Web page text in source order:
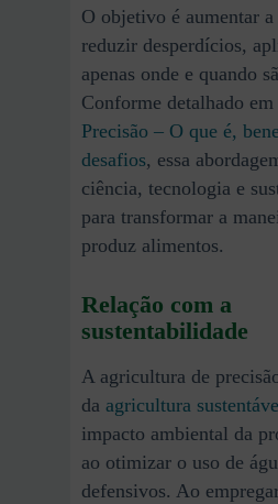
O objetivo é aumentar
reduzir desperdícios,
apenas onde e quando
Conforme detalhado em
Precisão – O que é,
desafios, essa
ciência, tecnologia e
para transformar a
produz alimentos.
Relação com a
sustentabilidade
A agricultura de
da agricultura
impacto ambiental da
ao otimizar o uso de
defensivos. Ao